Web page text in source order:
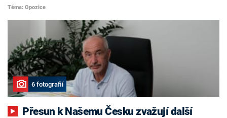
Téma: Opozice
6 fotografií